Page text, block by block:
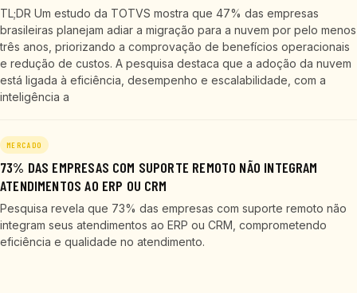
TL;DR Um estudo da TOTVS mostra que 47% das empresas
brasileiras planejam adiar a migração para a nuvem por pelo menos
três anos, priorizando a comprovação de benefícios operacionais
e redução de custos. A pesquisa destaca que a adoção da nuvem
está ligada à eficiência, desempenho e escalabilidade, com a
inteligência a
MERCADO
73% DAS EMPRESAS COM SUPORTE REMOTO NÃO INTEGRAM
ATENDIMENTOS AO ERP OU CRM
Pesquisa revela que 73% das empresas com suporte remoto não
integram seus atendimentos ao ERP ou CRM, comprometendo
eficiência e qualidade no atendimento.